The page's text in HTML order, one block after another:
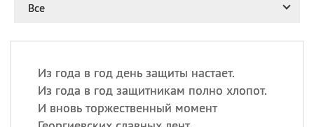
Все
Из года в год день защиты настает.
Из года в год защитникам полно хлопот.
И вновь торжественный момент
Романа и Давида
мучеников
07.08
маяка